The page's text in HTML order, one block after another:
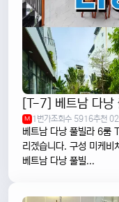
[T-7] 베트남 다
M 1번가조회수 5916추천 0
베트남 다낭 풀빌라 6룸
리겠습니다. 구성 미케비
베트남 다낭 풀빌...